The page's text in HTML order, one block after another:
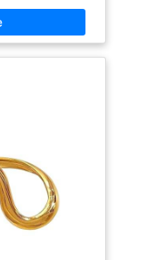
en alliage, la
bague peut être
bague de pouce
couleurs, or
or est élégante et
est élégante
qui convient à
: Design de
la mode, belle
anniversaires,
et d'autres